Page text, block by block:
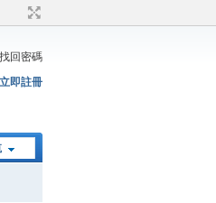
找回密碼
立即註冊